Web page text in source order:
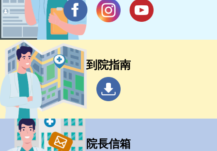
到院指南
院長信箱